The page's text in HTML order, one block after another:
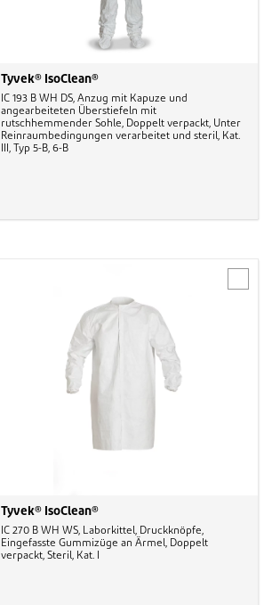
Tyvek® IsoClean®
IC 193 B WH DS, Anzug mit Kapuze und
angearbeiteten Überstiefeln mit
rutschhemmender Sohle, Doppelt verpackt, Unter
Reinraumbedingungen verarbeitet und steril, Kat.
III, Typ 5-B, 6-B
Tyvek® IsoClean®
IC 270 B WH WS, Laborkittel, Druckknöpfe,
Eingefasste Gummizüge an Ärmel, Doppelt
verpackt, Steril, Kat. I